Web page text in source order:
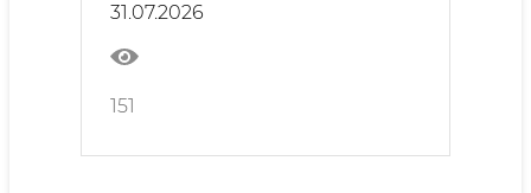
31.07.2026
151